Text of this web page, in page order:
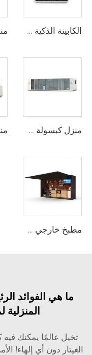
الكابينة الذكية والعازلة للصوت لستة أشخاص - سلسلة Cyspace Y PRO
منزل كبسولة APPLE CABIN - سلسلة Cyspace A12
مطبخ خارجي CYSPACE
ما هي الفوائد
تخيل عالمًا يمكنك فيه
الغيتار دون أي إلهاء!